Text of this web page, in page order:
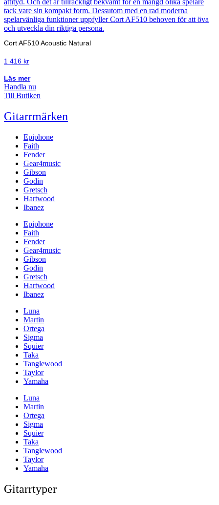
Cort AF510 Acoustic Natural
1 416 kr
Läs mer
Handla nu
Till Butiken
Gitarrmärken
Epiphone
Faith
Fender
Gear4music
Gibson
Godin
Gretsch
Hartwood
Ibanez
Epiphone
Faith
Fender
Gear4music
Gibson
Godin
Gretsch
Hartwood
Ibanez
Luna
Martin
Ortega
Sigma
Squier
Taka
Tanglewood
Taylor
Yamaha
Luna
Martin
Ortega
Sigma
Squier
Taka
Tanglewood
Taylor
Yamaha
Gitarrtyper